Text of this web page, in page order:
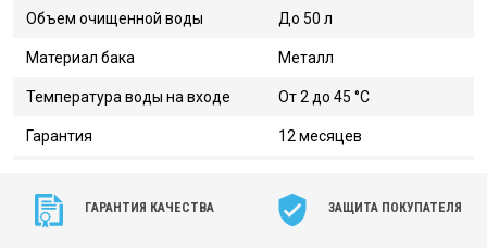
ГАРАНТИЯ КАЧЕСТВА ЗАЩИТА ПОКУПАТЕЛЯ
Объем очищенной воды До 50 л
Материал бака Металл
Температура воды на входе От 2 до 45 °C
Гарантия 12 месяцев